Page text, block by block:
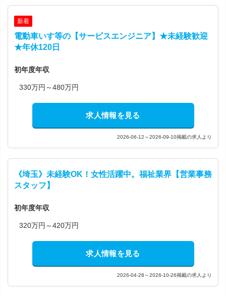
新着
電動車いす等の【サービスエンジニア】★未経験歓迎
★年休120日
初年度年収
330万円～480万円
求人情報を見る
2026-06-12～2026-09-10掲載の求人より
《埼玉》未経験OK！女性活躍中。福祉業界【営業事務
スタッフ】
初年度年収
320万円～420万円
求人情報を見る
2026-04-28～2026-10-26掲載の求人より